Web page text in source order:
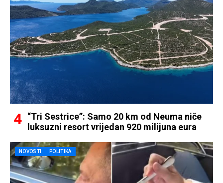
“Tri Sestrice”: Samo 20 km od Neuma niče
luksuzni resort vrijedan 920 milijuna eura
NOVOSTI POLITIKA